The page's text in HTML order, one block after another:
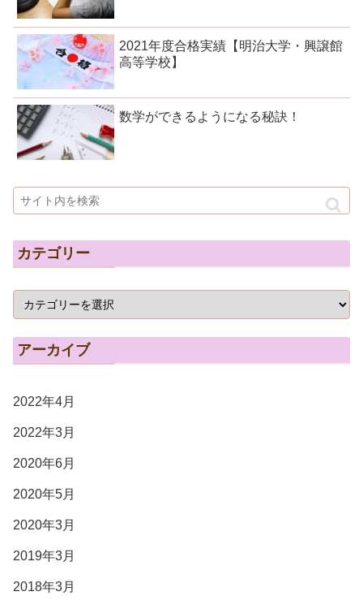
2021年度合格実績【明治大学・興譲館
高等学校】
数学ができるようになる秘訣！
カテゴリー
アーカイブ
2022年4月
2022年3月
2020年6月
2020年5月
2020年3月
2019年3月
2018年3月